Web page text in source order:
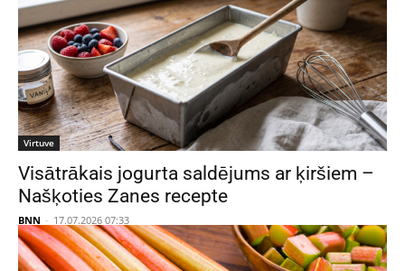
Virtuve
Visātrākais jogurta saldējums ar ķiršiem –
Našķoties Zanes recepte
BNN - 17.07.2026 07:33